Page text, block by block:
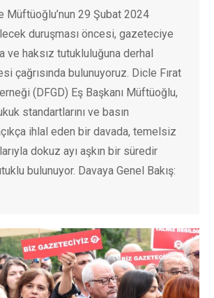
Müftüoğlu’nun 29 Şubat 2024
duruşması öncesi, gazeteciye
ve haksız tutukluluğuna derhal
çağrısında bulunuyoruz. Dicle Fırat
(DFGD) Eş Başkanı Müftüoğlu,
standartlarını ve basın
ihlal eden bir davada, temelsiz
dokuz ayı aşkın bir süredir
bulunuyor. Davaya Genel Bakış: